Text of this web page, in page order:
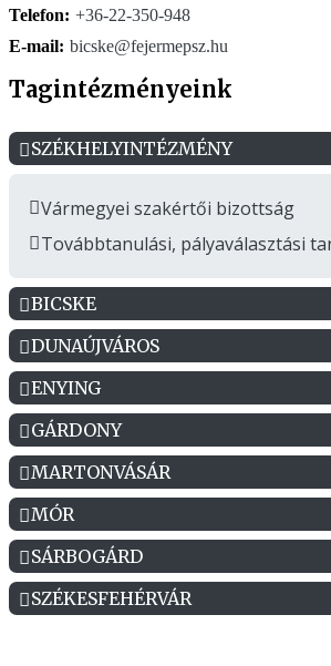
Telefon: +36-22-350-948
E-mail: bicske@fejermepsz.hu
Tagintézményeink
SZÉKHELYINTÉZMÉNY
Vármegyei szakértői bizottság
Továbbtanulási, pályaválasztási
BICSKE
DUNAÚJVÁROS
ENYING
GÁRDONY
MARTONVÁSÁR
MÓR
SÁRBOGÁRD
SZÉKESFEHÉRVÁR